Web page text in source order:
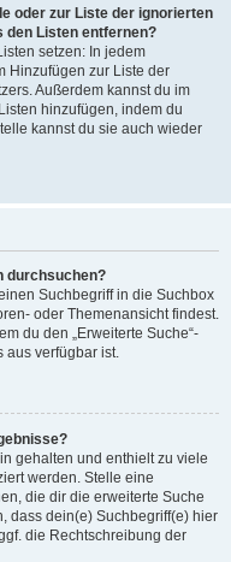
oder zur Liste der ignorierten
den Listen entfernen?
setzen: In jedem
Hinzufügen zur Liste der
Außerdem kannst du im
hinzufügen, indem du
kannst du sie auch wieder
durchsuchen?
Suchbegriff in die Suchbox
oder Themenansicht findest.
du den „Erweiterte Suche“-
aus verfügbar ist.
gehalten und enthielt zu viele
werden. Stelle eine
die dir die erweiterte Suche
dass dein(e) Suchbegriff(e) hier
die Rechtschreibung der